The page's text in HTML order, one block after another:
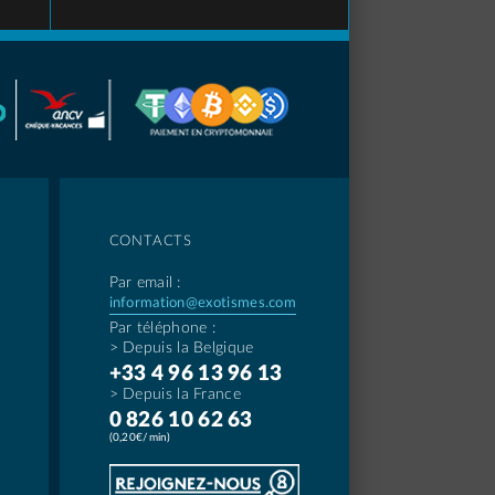
CONTACTS
Par email :
information@exotismes.com
Par téléphone :
> Depuis la Belgique
+33 4 96 13 96 13
> Depuis la France
0 826 10 62 63
(0,20€/min)